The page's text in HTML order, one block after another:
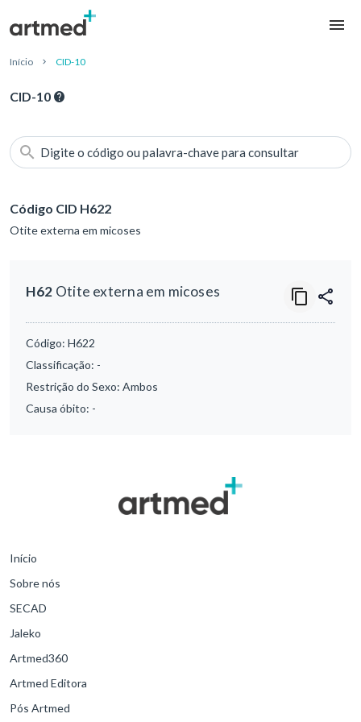
Início CID-10
CID-10
Digite o código ou palavra-chave para consultar
Código CID H622
Otite externa em micoses
H62 Otite externa em micoses
Código: H622
Classificação: -
Restrição do Sexo: Ambos
Causa óbito: -
Início
Sobre nós
SECAD
Jaleko
Artmed360
Artmed Editora
Pós Artmed